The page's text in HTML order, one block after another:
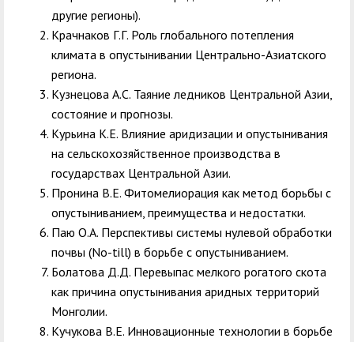
другие регионы).
Крачнаков Г.Г. Роль глобального потепления
климата в опустынивании Центрально-Азиатского
региона.
Кузнецова А.С. Таяние ледников Центральной Азии,
состояние и прогнозы.
Курьина К.Е. Влияние аридизации и опустынивания
на сельскохозяйственное производства в
государствах Центральной Азии.
Пронина В.Е. Фитомелиорация как метод борьбы с
опустыниванием, преимущества и недостатки.
Паю О.А. Перспективы системы нулевой обработки
почвы (No-till) в борьбе с опустыниванием.
Болатова Д.Д. Перевыпас мелкого рогатого скота
как причина опустынивания аридных территорий
Монголии.
Кучукова В.Е. Инновационные технологии в борьбе